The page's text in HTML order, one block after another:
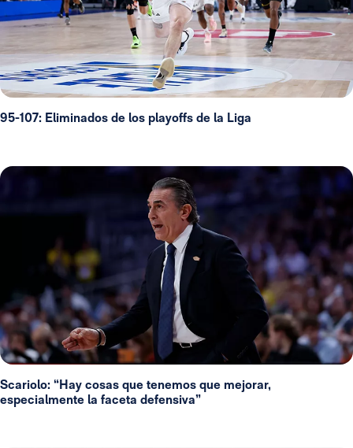
95-107: Eliminados de los playoffs de la Liga
Scariolo: “Hay cosas que tenemos que mejorar,
especialmente la faceta defensiva”